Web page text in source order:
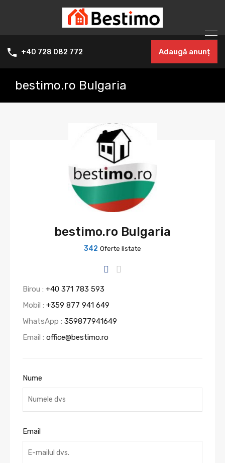
+40 728 082 772 Adaugă anunț
bestimo.ro Bulgaria
bestimo.ro Bulgaria
342 Oferte listate
Birou : +40 371 783 593
Mobil : +359 877 941 649
WhatsApp : 359877941649
Email : office@bestimo.ro
Nume
Email